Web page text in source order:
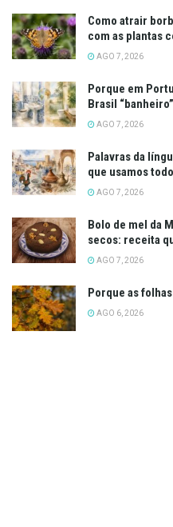
Como atrair
com as plantas
AGO 7, 2026
Porque em
Brasil “banheiro”
AGO 7, 2026
Palavras da
que usamos
AGO 7, 2026
Bolo de mel da
secos: receita
AGO 7, 2026
Porque as
AGO 6, 2026